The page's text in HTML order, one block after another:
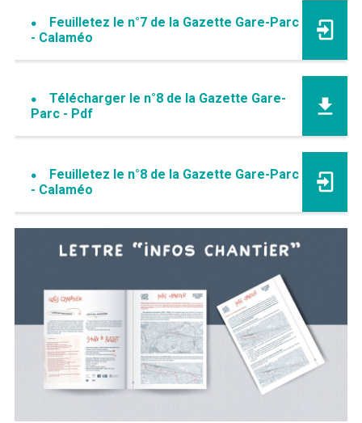
Feuilletez le n°7 de la Gazette Gare-Parc
- Calaméo
Télécharger le n°8 de la Gazette Gare-
Parc - Pdf
Feuilletez le n°8 de la Gazette Gare-Parc
- Calaméo